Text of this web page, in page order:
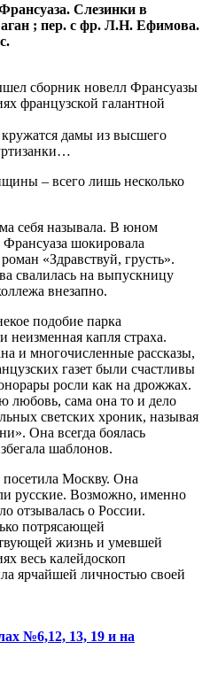
Слезинки в
; пер. с фр. Л.Н. Ефимова.
сборник новелл Франсуазы
французской галантной
дамы из высшего
– всего лишь несколько
себя называла. В юном
Франсуаза шокировала
«Здравствуй, грусть».
свалилась на выпускницу
внезапно.
подобие парка
неизменная капля страха.
и многочисленные рассказы,
газет были счастливы
росли как на дрожжах.
любовь, сама она то и дело
светских хроник, называя
Она всегда боялась
шаблонов.
Москву. Она
русские. Возможно, именно
отзывалась о России.
потрясающей
жизнь и умевшей
весь калейдоскоп
ярчайшей личностью своей
№6,12, 13, 19 и на